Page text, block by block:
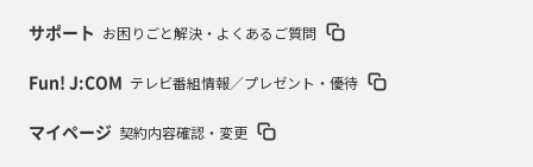
サポート お困りごと解決・よくあるご質問
Fun! J:COM テレビ番組情報／プレゼント・優待
マイページ 契約内容確認・変更